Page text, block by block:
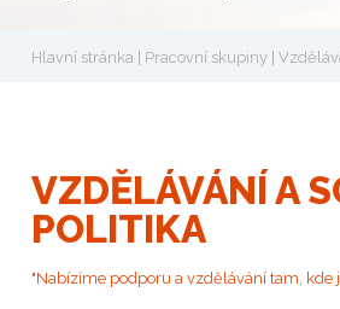
Hlavní stránka Pracovní skupiny |
VZDĚLÁVÁNÍ A
POLITIKA
"Nabízíme podporu a vzdělávání tam, kde